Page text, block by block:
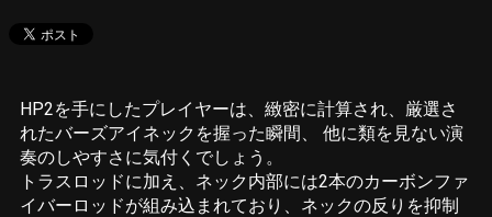
HP2を手にしたプレイヤーは、緻密に計算され、厳選さ
れたバーズアイネックを握った瞬間、 他に類を見ない演
奏のしやすさに気付くでしょう。
トラスロッドに加え、ネック内部には2本のカーボンファ
イバーロッドが組み込まれており、ネックの反りを抑制